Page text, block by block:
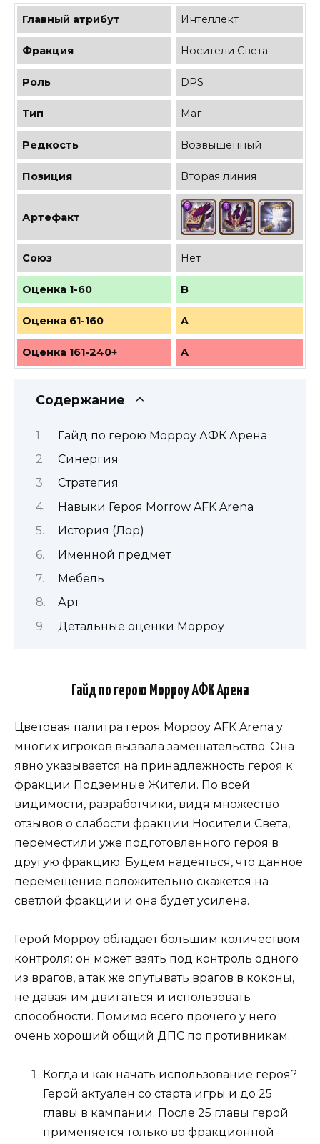
Главный атрибут Интеллект
Фракция Носители Света
Роль DPS
Тип Маг
Редкость Возвышенный
Позиция Вторая линия
Артефакт
Союз Нет
Оценка 1-60 B
Оценка 61-160 A
Оценка 161-240+ A
Содержание
Гайд по герою Морроу АФК Арена
Синергия
Стратегия
Навыки Героя Morrow AFK Arena
История (Лор)
Именной предмет
Мебель
Арт
Детальные оценки Морроу
Гайд по герою Морроу АФК Арена
Цветовая палитра героя Морроу AFK Arena у
многих игроков вызвала замешательство. Она
явно указывается на принадлежность героя к
фракции Подземные Жители. По всей
видимости, разработчики, видя множество
отзывов о слабости фракции Носители Света,
переместили уже подготовленного героя в
другую фракцию. Будем надеяться, что данное
перемещение положительно скажется на
светлой фракции и она будет усилена.
Герой Морроу обладает большим количеством
контроля: он может взять под контроль одного
из врагов, а так же опутывать врагов в коконы,
не давая им двигаться и использовать
способности. Помимо всего прочего у него
очень хороший общий ДПС по противникам.
Когда и как начать использование героя?
Герой актуален со старта игры и до 25
главы в кампании. После 25 главы герой
применяется только во фракционной